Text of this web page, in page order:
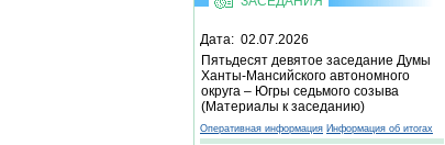
Дата: 02.07.2026
Пятьдесят девятое заседание Думы
Ханты-Мансийского автономного
округа – Югры седьмого созыва
(Материалы к заседанию)
Оперативная информация Информация об итогах